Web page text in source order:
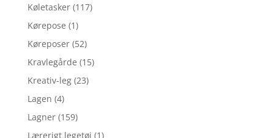
Køletasker (117)
Kørepose (1)
Køreposer (52)
Kravlegårde (15)
Kreativ-leg (23)
Lagen (4)
Lagner (159)
Lærerigt legetøj (1)